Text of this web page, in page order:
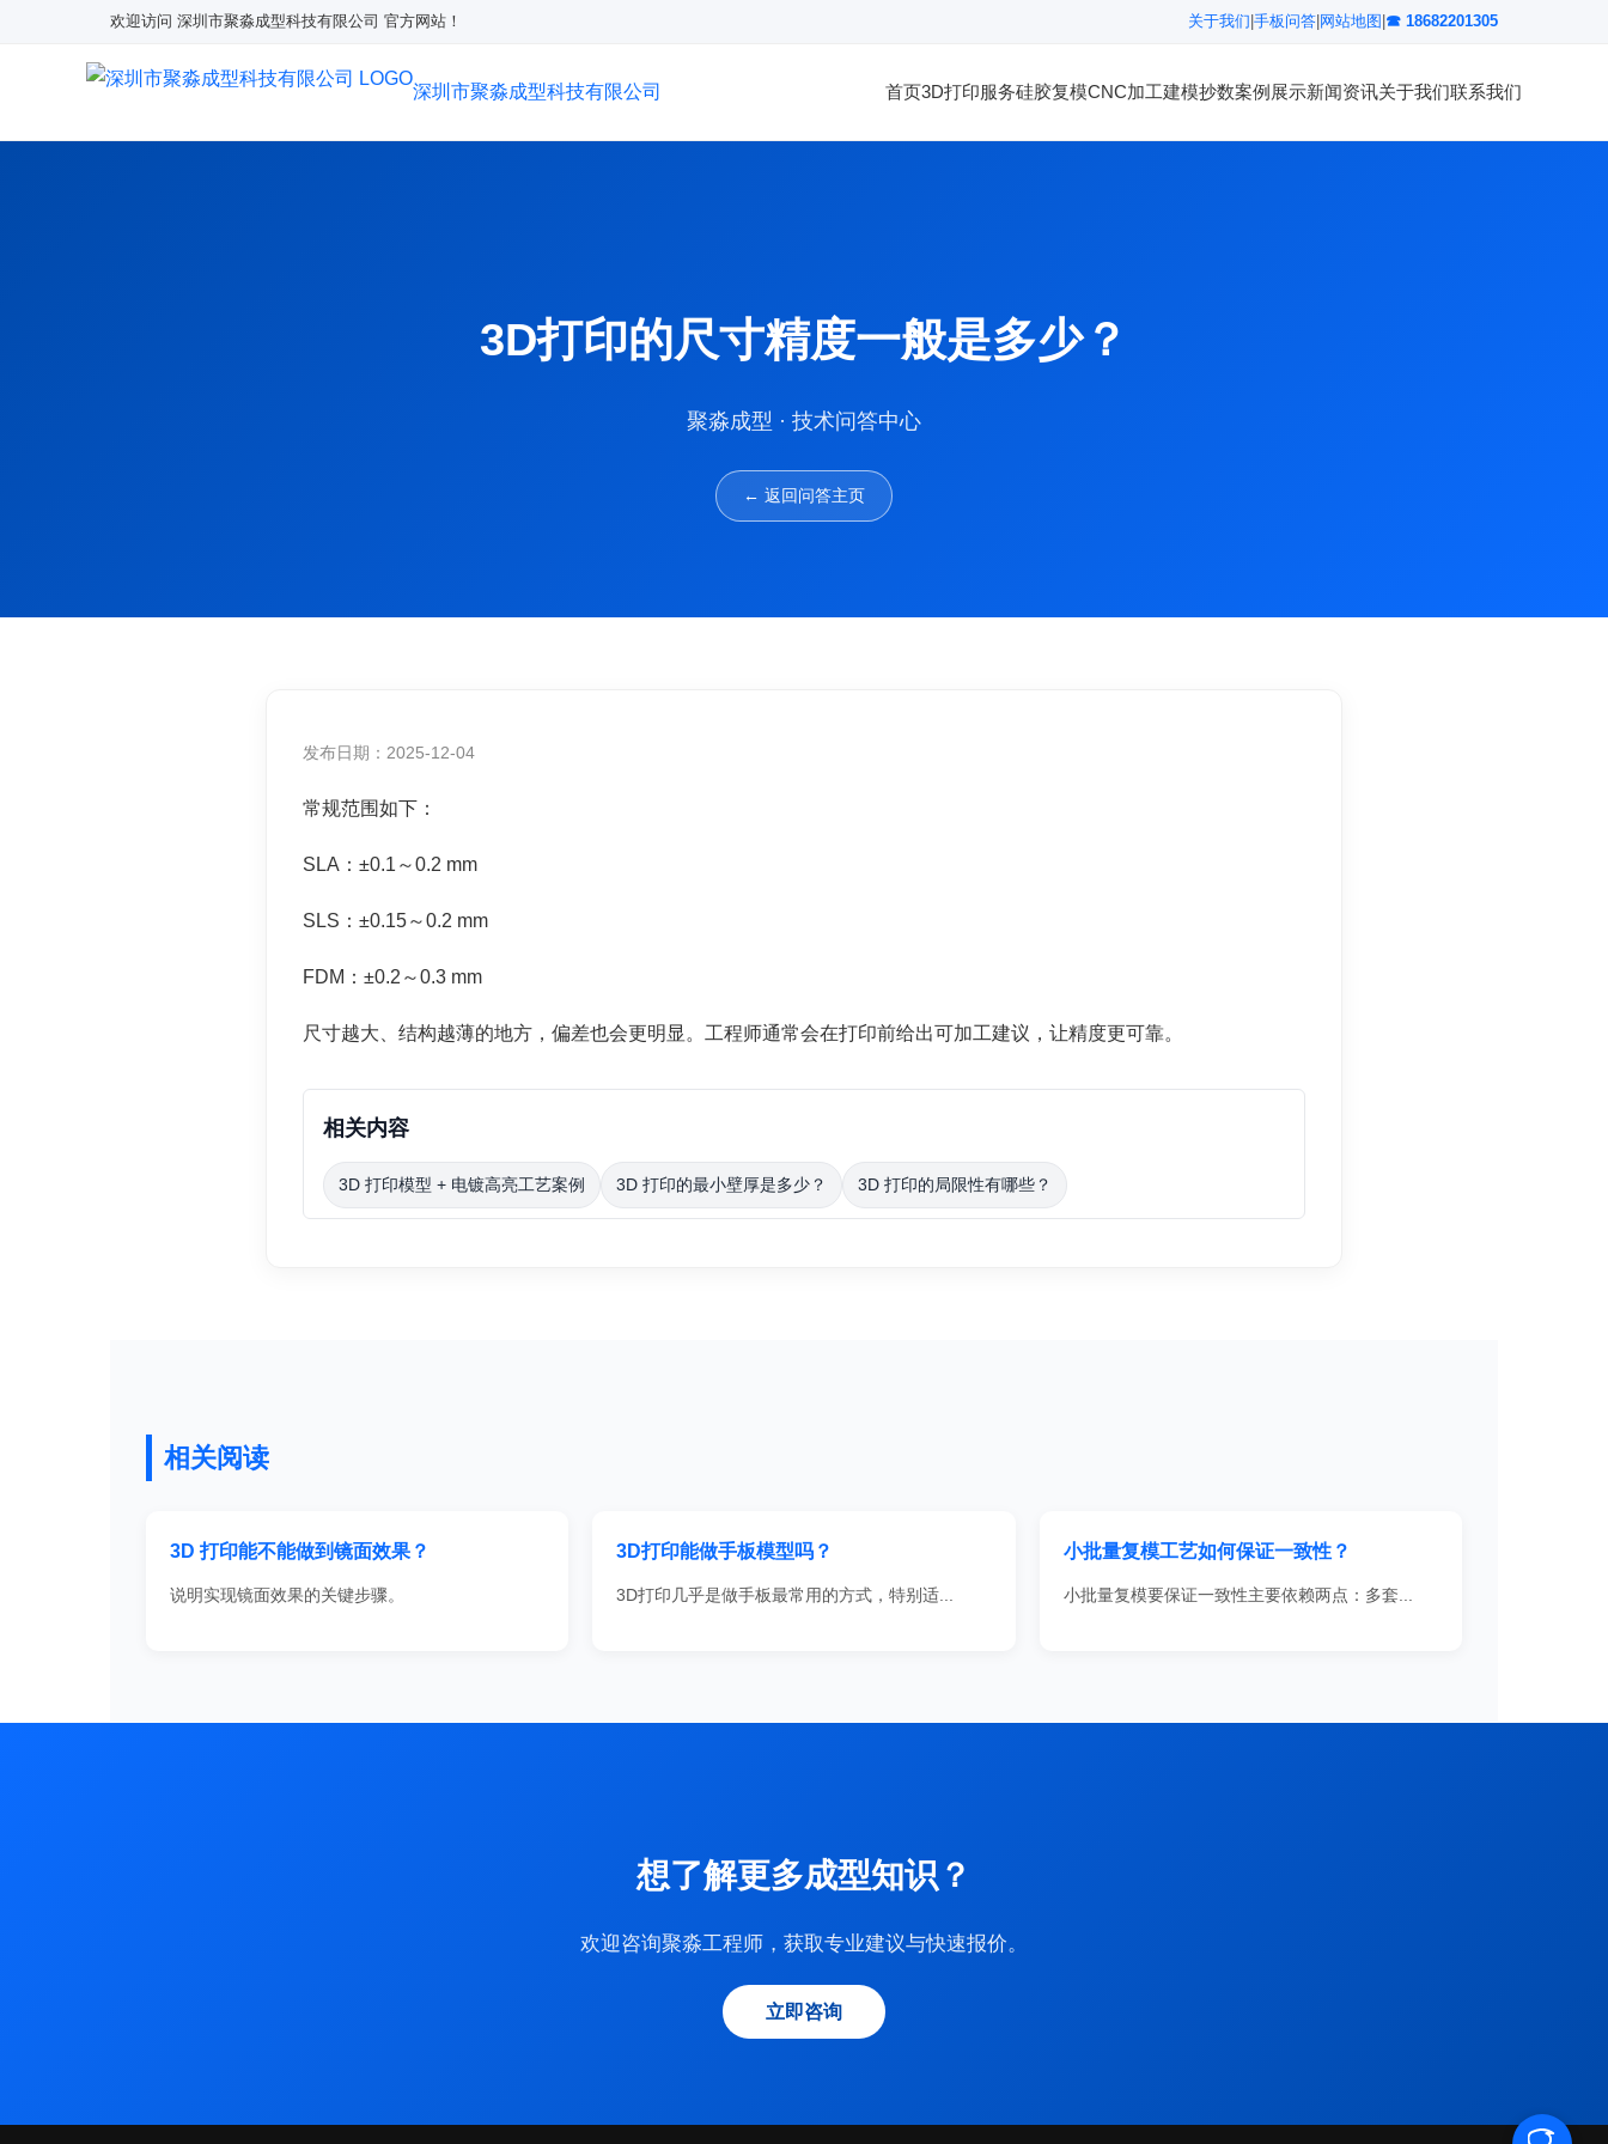
欢迎访问 深圳市聚淼成型科技有限公司 官方网站！ 关于我们 手板问答 网站地图 ☎ 18682201305
深圳市聚淼成型科技有限公司 首页3D打印服务硅胶复模CNC加工建模抄数案例展示新闻资讯关于我们联系我们
3D打印的尺寸精度一般是多少？
聚淼成型 · 技术问答中心
← 返回问答主页
发布日期：2025-12-04
常规范围如下：
SLA：±0.1～0.2 mm
SLS：±0.15～0.2 mm
FDM：±0.2～0.3 mm
尺寸越大、结构越薄的地方，偏差也会更明显。工程师通常会在打印前给出可加工建议，让精度更可靠。
相关内容
3D 打印模型 + 电镀高亮工艺案例 3D 打印的最小壁厚是多少？ 3D 打印的局限性有哪些？
相关阅读
3D 打印能不能做到镜面效果？
说明实现镜面效果的关键步骤。
3D打印能做手板模型吗？
3D打印几乎是做手板最常用的方式，特别适...
小批量复模工艺如何保证一致性？
小批量复模要保证一致性主要依赖两点：多套...
想了解更多成型知识？
欢迎咨询聚淼工程师，获取专业建议与快速报价。
立即咨询